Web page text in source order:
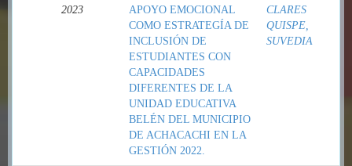
2023
APOYO EMOCIONAL
COMO ESTRATEGÍA DE
INCLUSIÓN DE
ESTUDIANTES CON
CAPACIDADES
DIFERENTES DE LA
UNIDAD EDUCATIVA
BELÉN DEL MUNICIPIO
DE ACHACACHI EN LA
GESTIÓN 2022.
CLARES
QUISPE,
SUVEDIA